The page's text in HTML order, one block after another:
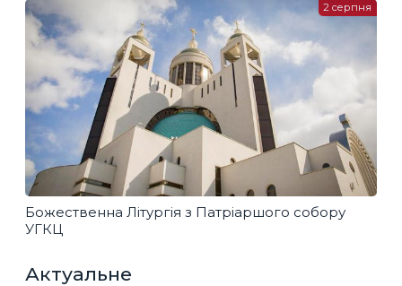
Божественна Літургія з Патріаршого собору
УГКЦ
2 серпня
Актуальне